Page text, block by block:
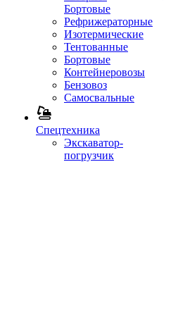
Бортовые
Рефрижераторные
Изотермические
Тентованные
Бортовые
Контейнеровозы
Бензовоз
Самосвальные
Спецтехника
Экскаватор-
погрузчик